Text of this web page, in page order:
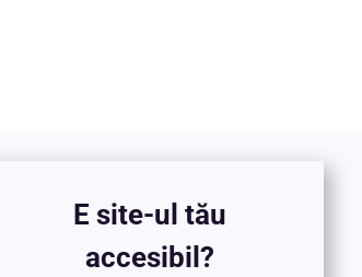
E site-ul tău
accesibil?